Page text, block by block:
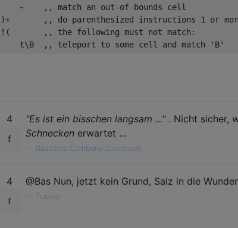
    ~    ,, match an out-of-bounds cell
)+       ,, do parenthesized instructions 1 or
!(       ,, the following must not match:
4 "Es ist ein bisschen langsam ...". Nicht sicher,
Schnecken erwartet ...
Bassdrop Cumberwubwubwub
4 @Bas Nun, jetzt kein Grund, Salz in die
Trasiva